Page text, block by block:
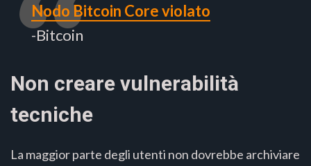
Nodo Bitcoin Core violato
-Bitcoin
Non creare vulnerabilità
tecniche
La maggior parte degli utenti non dovrebbe archiviare